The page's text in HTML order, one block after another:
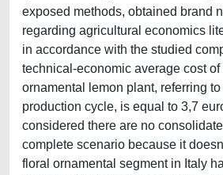
exposed methods, obtained brand
regarding agricultural economics
in accordance with the studied
technical-economic average cost of
ornamental lemon plant, referring to
production cycle, is equal to 3,7
considered there are no
complete scenario because it
floral ornamental segment in Italy